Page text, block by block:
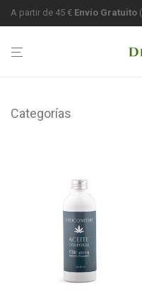
A partir de 45 €Envío
Entrega en 24-48 horas (SEUR)
Categorías